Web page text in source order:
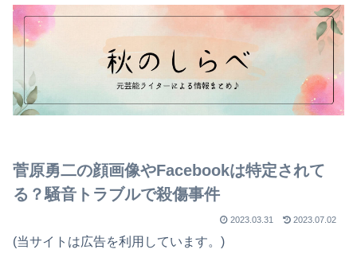
菅原勇二の顔画像やFacebookは特定されて
る？騒音トラブルで殺傷事件
2023.03.31 2023.07.02
(当サイトは広告を利用しています。)